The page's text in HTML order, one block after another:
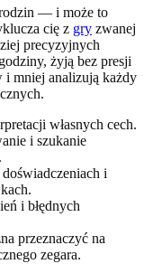
— i może to
cię z gry zwanej
precyzyjnych
żyją bez presji
i mniej analizują każdy
własnych cech.
i szukanie
i
i błędnych
przeznaczyć na
zegara.